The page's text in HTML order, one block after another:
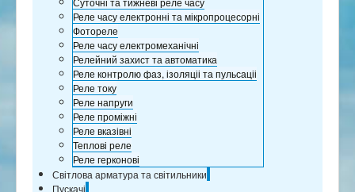
Реле часу електронні та мікропроцесорні
Фотореле
Реле часу електромеханічні
Релейний захист та автоматика
Реле контролю фаз, ізоляціі та пульсаціі
Реле току
Реле напруги
Реле проміжні
Реле вказівні
Теплові реле
Реле герконові
Світлова арматура та світильники
Пускачі